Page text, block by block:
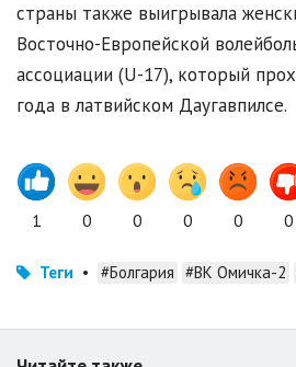
страны также выигрывала
Восточно-Европейской
ассоциации (U-17), который
года в латвийском Даугавпилсе.
1 0 0 0 0 0
Теги • #Болгария #ВК Омичка-2